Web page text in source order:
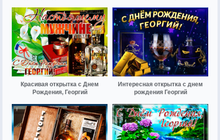
Красивая открытка с Днем
Рождения, Георгий
Интересная открытка с днем
рождения Георгий